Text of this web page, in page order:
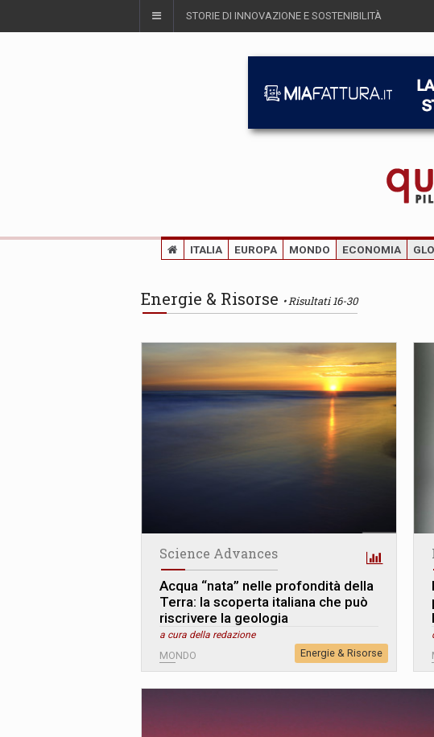
STORIE DI INNOVAZIONE E SOSTENIBILITÀ
ITALIA EUROPA MONDO ECONOMIA
Energie & Risorse Risultati 16-30
Science Advances
Acqua “nata” nelle profondità della
Terra: la scoperta italiana che può
riscrivere la geologia
a cura della redazione
MONDO Energie & Risorse